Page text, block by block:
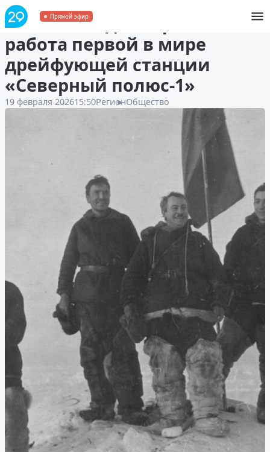
Прямой эфир
88 лет назад завершилась
работа первой в мире
дрейфующей станции
«Северный полюс-1»
19 февраля 202615:50РегионОбщество